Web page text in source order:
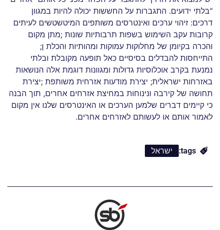
"בלתי ידועים. התגברות על החששות יכולה להיות במגוון
דרכים: זיהוי ערכים ואינטרסים משותפים המיטשטשים לעיתים
קרובות עקב השימוש בשפות תרבותיות שונות ;מתן מקום
והכרה בקיומן של מחלוקות עמוקות ומהותיות והכלת ן;
התייחסות להבדלים בסיסיים כאל תופעה מקובלת ובלתי
נמנעת בקרב אוכלוסיות גדולות ומגוונות דוגמת אלה הנושאות
באזרחות ישראלית; יצירת מודעות אזרחית משותפת ;יצירת
תחושה של קירבה ונינוחות במחיצת אזרחים אחרים, תוך הבנה
כי קיימים דברים שלמען הערכים או האינטרסים שלנו אין מקום
לאמור אותם או לעשותם לאזרחים אחרים.
tags: ישראל